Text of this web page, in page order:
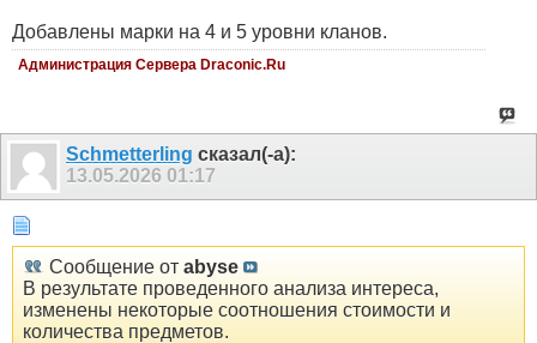
Добавлены марки на 4 и 5 уровни кланов.
Администрация Сервера Draconic.Ru
Schmetterling сказал(-а):
13.05.2026 01:17
Сообщение от abyse
В результате проведенного анализа интереса,
изменены некоторые соотношения стоимости и
количества предметов.